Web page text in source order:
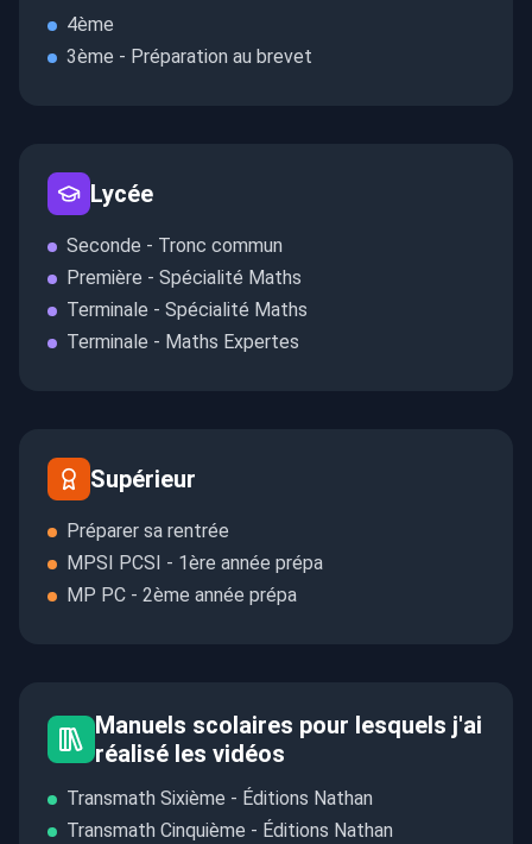
4ème
3ème - Préparation au brevet
Lycée
Seconde - Tronc commun
Première - Spécialité Maths
Terminale - Spécialité Maths
Terminale - Maths Expertes
Supérieur
Préparer sa rentrée
MPSI PCSI - 1ère année prépa
MP PC - 2ème année prépa
Manuels scolaires pour lesquels j'ai
réalisé les vidéos
Transmath Sixième - Éditions Nathan
Transmath Cinquième - Éditions Nathan